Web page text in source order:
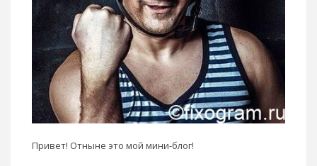
Привет! Отныне это мой мини-блог!